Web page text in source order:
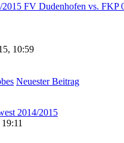
FV Dudenhofen vs. FKP
10:59
Neuester Beitrag
2014/2015